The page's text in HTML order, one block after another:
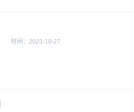
时间： 2023-10-27